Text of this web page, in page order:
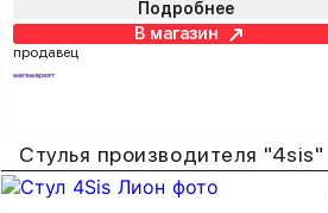
Подробнее
В магазин
продавец
Стулья производителя "4sis"